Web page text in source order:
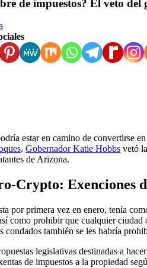
de impuestos? El veto
estar en camino de convertirse
. Gobernador Katie Hobbs vetó
de Arizona.
Crypto: Exenciones
por primera vez en enero, tenía
como prohibir que cualquier
condados también se les habría
legislativas destinadas a
de impuestos a la propiedad